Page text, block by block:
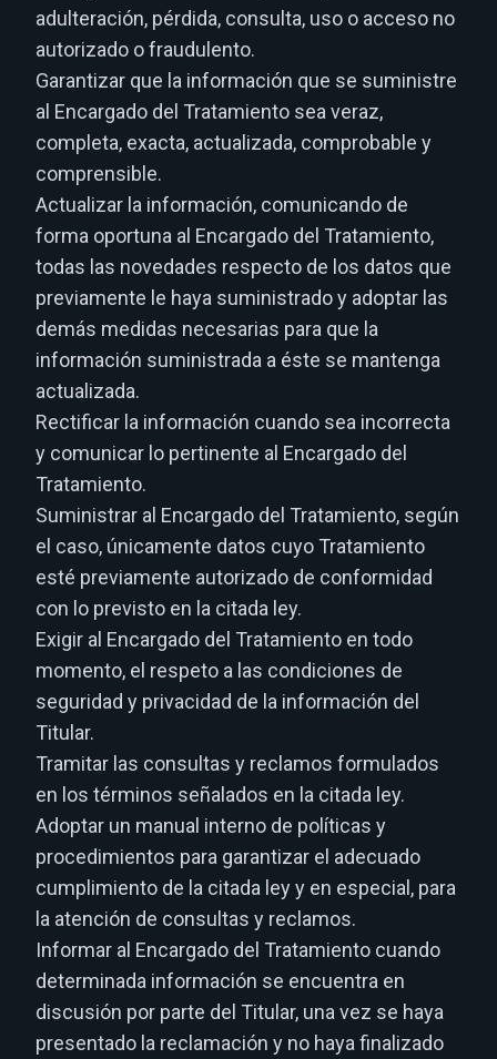
adulteración, pérdida, consulta, uso o acceso no
autorizado o fraudulento.
Garantizar que la información que se suministre
al Encargado del Tratamiento sea veraz,
completa, exacta, actualizada, comprobable y
comprensible.
Actualizar la información, comunicando de
forma oportuna al Encargado del Tratamiento,
todas las novedades respecto de los datos que
previamente le haya suministrado y adoptar las
demás medidas necesarias para que la
información suministrada a éste se mantenga
actualizada.
Rectificar la información cuando sea incorrecta
y comunicar lo pertinente al Encargado del
Tratamiento.
Suministrar al Encargado del Tratamiento, según
el caso, únicamente datos cuyo Tratamiento
esté previamente autorizado de conformidad
con lo previsto en la citada ley.
Exigir al Encargado del Tratamiento en todo
momento, el respeto a las condiciones de
seguridad y privacidad de la información del
Titular.
Tramitar las consultas y reclamos formulados
en los términos señalados en la citada ley.
Adoptar un manual interno de políticas y
procedimientos para garantizar el adecuado
cumplimiento de la citada ley y en especial, para
la atención de consultas y reclamos.
Informar al Encargado del Tratamiento cuando
determinada información se encuentra en
discusión por parte del Titular, una vez se haya
presentado la reclamación y no haya finalizado